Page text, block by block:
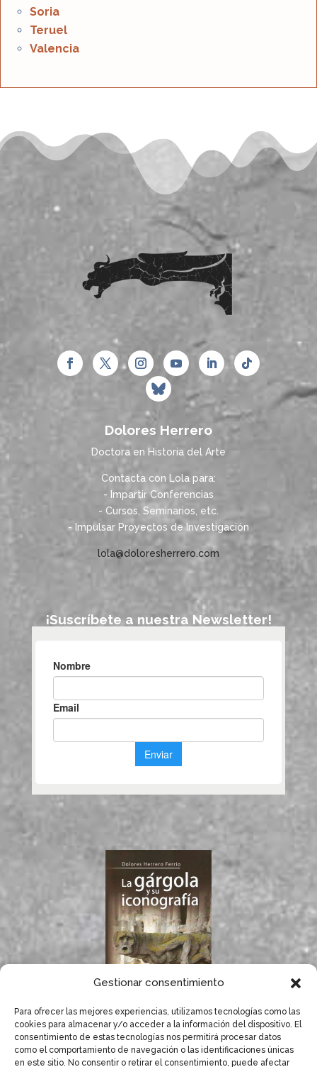
Gestionar consentimiento
Para ofrecer las mejores experiencias, utilizamos tecnologías como las
cookies para almacenar y/o acceder a la información del dispositivo. El
consentimiento de estas tecnologías nos permitirá procesar datos
como el comportamiento de navegación o las identificaciones únicas
en este sitio. No consentir o retirar el consentimiento, puede afectar
Soria
Teruel
Valencia
Dolores Herrero
Doctora en Historia del Arte
Contacta con Lola para:
- Impartir Conferencias
- Cursos, Seminarios, etc.
- Impulsar Proyectos de Investigación
lola@doloresherrero.com
¡Suscríbete a nuestra Newsletter!
Si te gustan las
gárgolas, seguro que
te gusta el libro de
Dolores Herrero.